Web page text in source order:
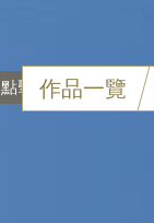
點擊可看大圖
作品一覽